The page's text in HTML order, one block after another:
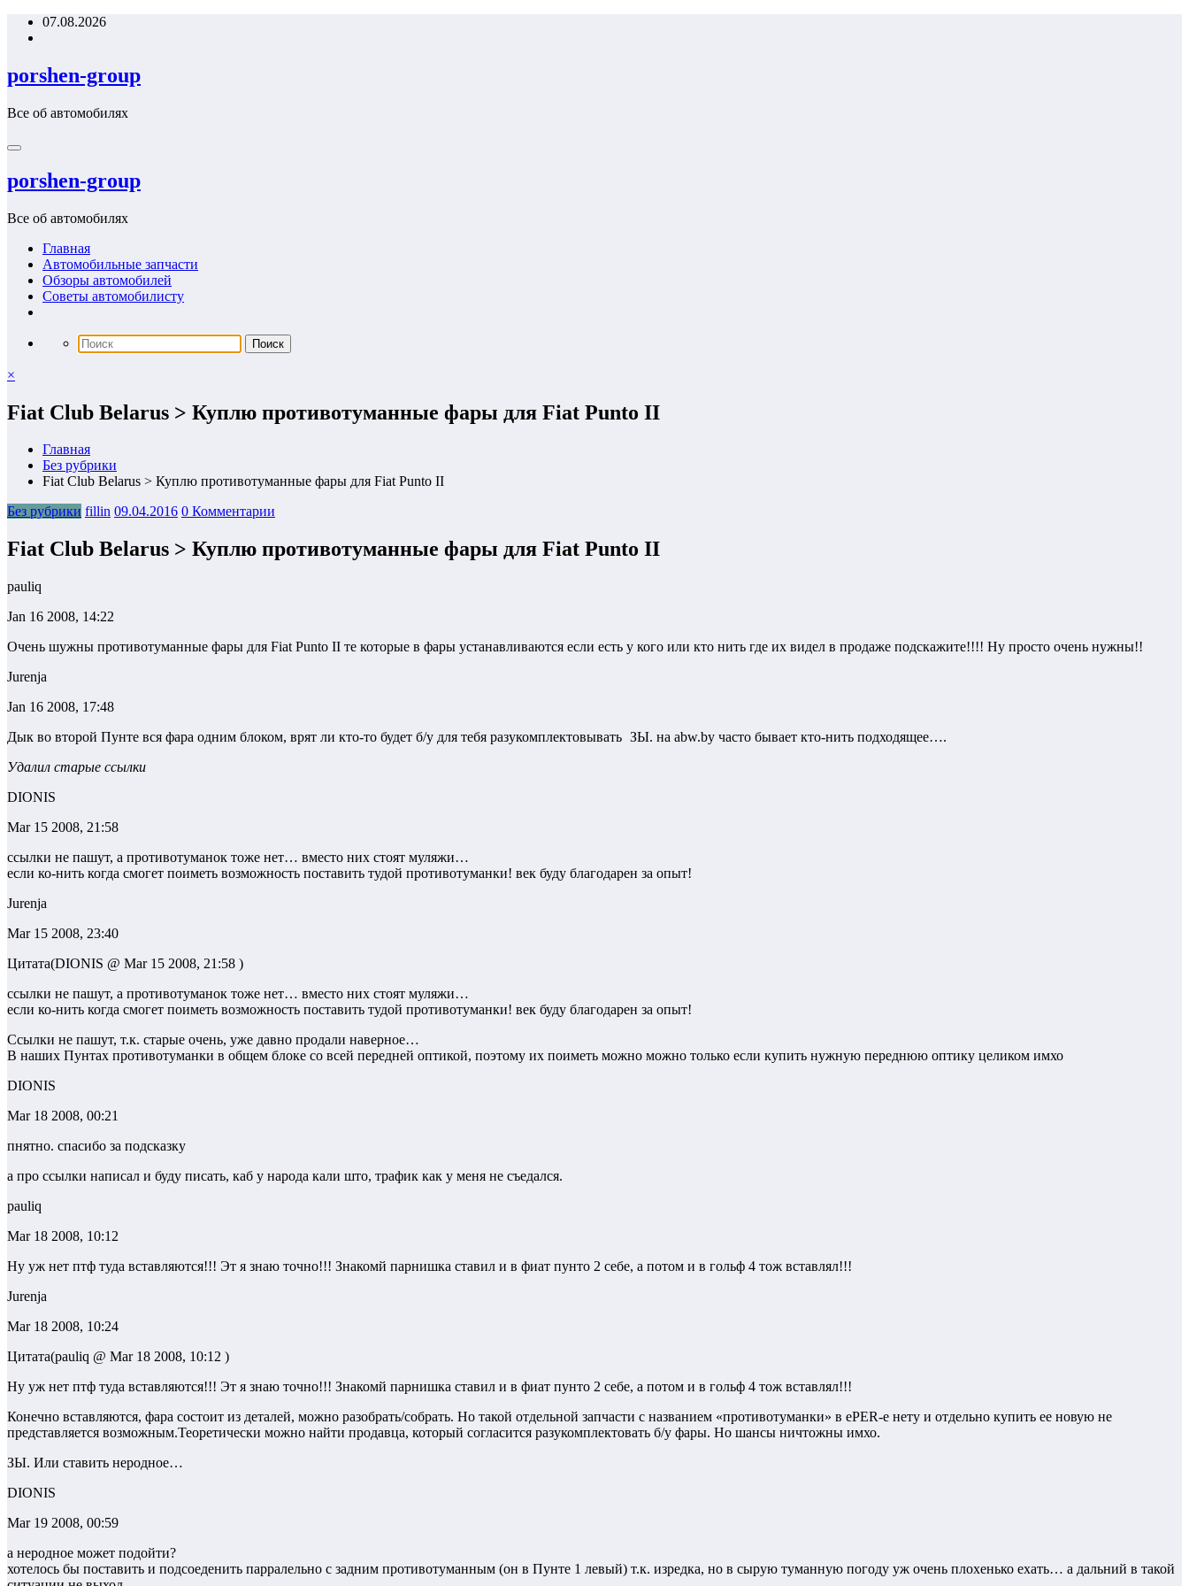
Перейти07.08.2026
porshen-group
Все об автомобилях
porshen-group
Все об автомобилях
Главная
Автомобильные запчасти
Обзоры автомобилей
Советы автомобилисту
×
Fiat Club Belarus > Куплю противотуманные фары для Fiat Punto II
Главная
Без рубрики
Fiat Club Belarus > Куплю противотуманные фары для Fiat Punto II
Без рубрики fillin 09.04.2016 0 Комментарии
Fiat Club Belarus > Куплю противотуманные фары для Fiat Punto II
pauliq
Jan 16 2008, 14:22
Очень шужны противотуманные фары для Fiat Punto II те которые в фары устанавливаются если есть у кого или кто нить где их видел в продаже подскажите!!!! Ну просто очень нужны!!
Jurenja
Jan 16 2008, 17:48
Дык во второй Пунте вся фара одним блоком, врят ли кто-то будет б/у для тебя разукомплектовывать ЗЫ. на abw.by часто бывает кто-нить подходящее….
Удалил старые ссылки
DIONIS
Mar 15 2008, 21:58
ссылки не пашут, а противотуманок тоже нет… вместо них стоят муляжи…
если ко-нить когда смогет поиметь возможность поставить тудой противотуманки! век буду благодарен за опыт!
Jurenja
Mar 15 2008, 23:40
Цитата(DIONIS @ Mar 15 2008, 21:58 )
ссылки не пашут, а противотуманок тоже нет… вместо них стоят муляжи…
если ко-нить когда смогет поиметь возможность поставить тудой противотуманки! век буду благодарен за опыт!
Ссылки не пашут, т.к. старые очень, уже давно продали наверное…
В наших Пунтах противотуманки в общем блоке со всей передней оптикой, поэтому их поиметь можно можно только если купить нужную переднюю оптику целиком имхо
DIONIS
Mar 18 2008, 00:21
пнятно. спасибо за подсказку
а про ссылки написал и буду писать, каб у народа кали што, трафик как у меня не съедался.
pauliq
Mar 18 2008, 10:12
Ну уж нет птф туда вставляются!!! Эт я знаю точно!!! Знакомй парнишка ставил и в фиат пунто 2 себе, а потом и в гольф 4 тож вставлял!!!
Jurenja
Mar 18 2008, 10:24
Цитата(pauliq @ Mar 18 2008, 10:12 )
Ну уж нет птф туда вставляются!!! Эт я знаю точно!!! Знакомй парнишка ставил и в фиат пунто 2 себе, а потом и в гольф 4 тож вставлял!!!
Конечно вставляются, фара состоит из деталей, можно разобрать/собрать. Но такой отдельной запчасти с названием «противотуманки» в ePER-е нету и отдельно купить ее новую не
представляется возможным.Теоретически можно найти продавца, который согласится разукомплектовать б/у фары. Но шансы ничтожны имхо.
ЗЫ. Или ставить неродное…
DIONIS
Mar 19 2008, 00:59
а неродное может подойти?
хотелось бы поставить и подсоеденить парралельно с задним противотуманным (он в Пунте 1 левый) т.к. изредка, но в сырую туманную погоду уж очень плохенько ехать… а дальний в такой